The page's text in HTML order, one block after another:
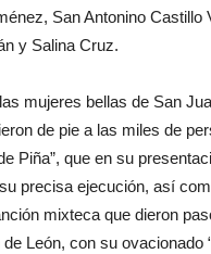
San Antonino Castillo
y Salina Cruz.
mujeres bellas de San
de pie a las miles de
Piña”, que en su
precisa ejecución, así
mixteca que dieron
León, con su ovacionado